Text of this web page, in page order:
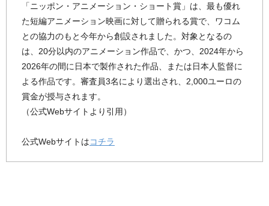
「ニッポン・アニメーション・ショート賞」は、最も優れ
た短編アニメーション映画に対して贈られる賞で、ワコム
との協力のもと今年から創設されました。対象となるの
は、20分以内のアニメーション作品で、かつ、2024年から
2026年の間に日本で製作された作品、または日本人監督に
よる作品です。審査員3名により選出され、2,000ユーロの
賞金が授与されます。
（公式Webサイトより引用）
公式Webサイトはコチラ